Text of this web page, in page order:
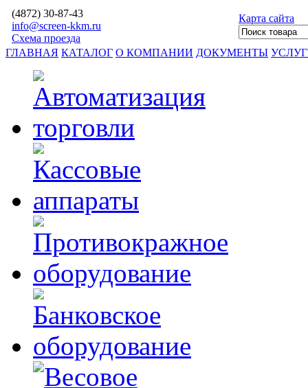
(4872) 30-87-43
info@screen-kkm.ru
Схема проезда
Карта сайта
ГЛАВНАЯ КАТАЛОГ О КОМПАНИИ ДОКУМЕНТЫ